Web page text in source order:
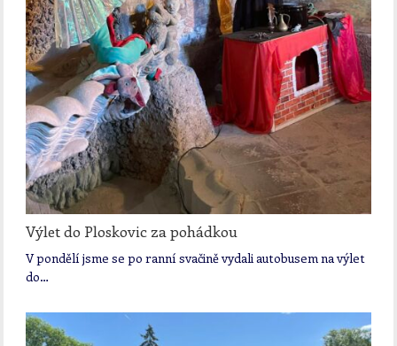
Výlet do Ploskovic za pohádkou
V pondělí jsme se po ranní svačině vydali autobusem na výlet
do…